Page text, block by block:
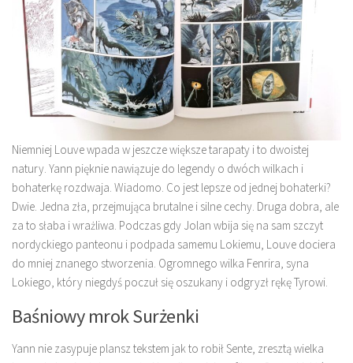
Niemniej Louve wpada w jeszcze większe tarapaty i to dwoistej
natury. Yann pięknie nawiązuje do legendy o dwóch wilkach i
bohaterkę rozdwaja. Wiadomo. Co jest lepsze od jednej bohaterki?
Dwie. Jedna zła, przejmująca brutalne i silne cechy. Druga dobra, ale
za to słaba i wrażliwa. Podczas gdy Jolan wbija się na sam szczyt
nordyckiego panteonu i podpada samemu Lokiemu, Louve dociera
do mniej znanego stworzenia. Ogromnego wilka Fenrira, syna
Lokiego, który niegdyś poczuł się oszukany i odgryzł rękę Tyrowi.
Baśniowy mrok Surżenki
Yann nie zasypuje plansz tekstem jak to robił Sente, zresztą wielka